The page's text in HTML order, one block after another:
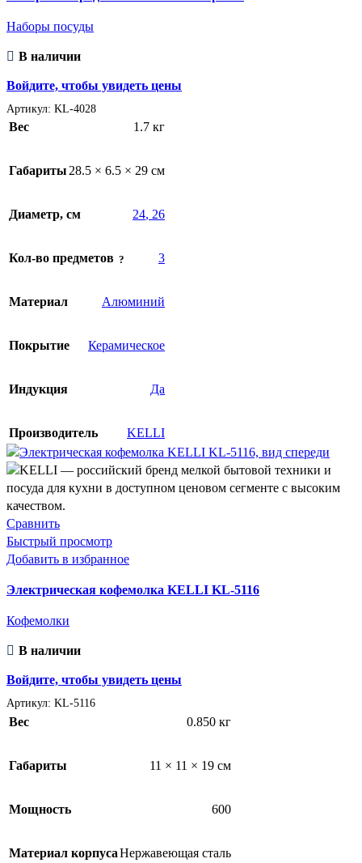
Наборы посуды
В наличии
Войдите, чтобы увидеть цены
Артикул: KL-4028
Вес 1.7 кг
Габариты 28.5 × 6.5 × 29 см
Диаметр, см 24, 26
Кол-во предметов 3
Материал Алюминий
Покрытие Керамическое
Индукция Да
Производитель KELLI
Сравнить
Быстрый просмотр
Добавить в избранное
Электрическая кофемолка KELLI KL-5116
Кофемолки
В наличии
Войдите, чтобы увидеть цены
Артикул: KL-5116
Вес 0.850 кг
Габариты 11 × 11 × 19 см
Мощность 600
Материал корпусаНержавеющая сталь